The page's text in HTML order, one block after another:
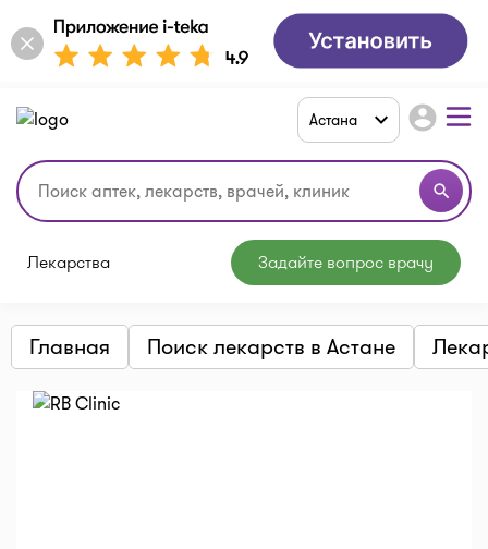
search
Астана account_circle
Лекарства Задайте вопрос врачу
Главная Поиск лекарств в Астане